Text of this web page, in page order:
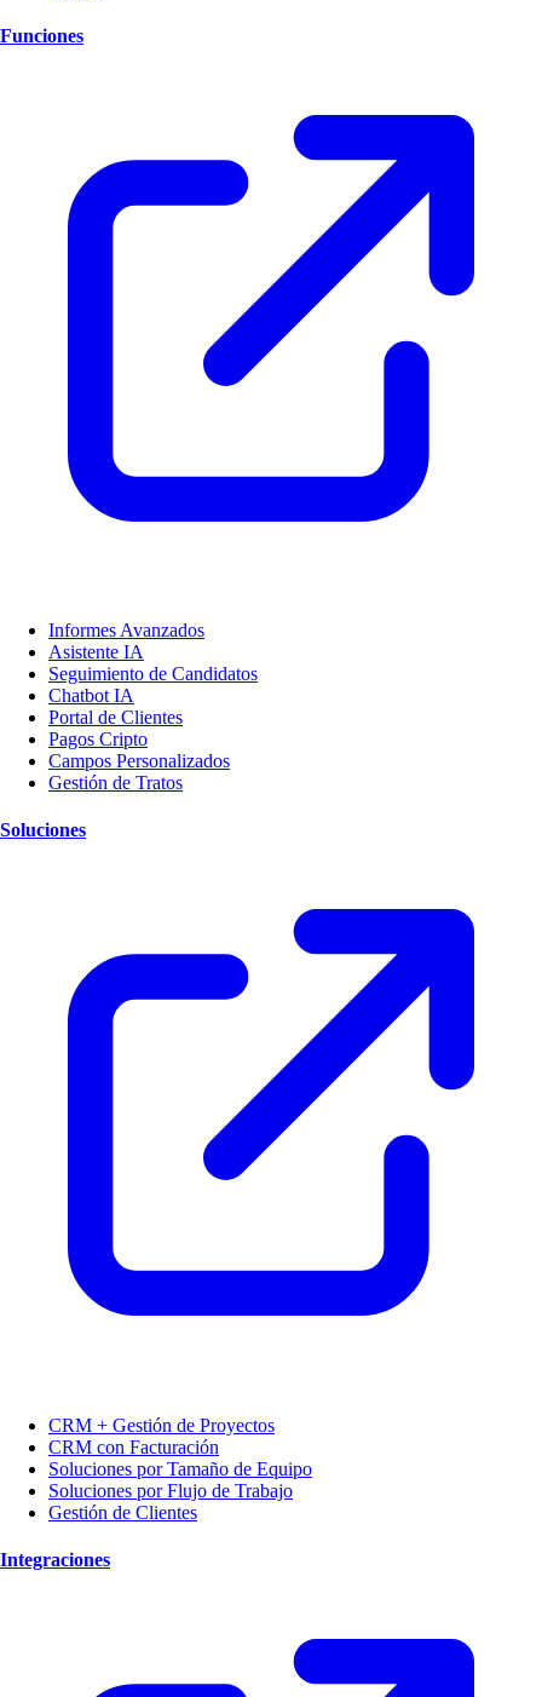
Funciones
Informes Avanzados
Asistente IA
Seguimiento de Candidatos
Chatbot IA
Portal de Clientes
Pagos Cripto
Campos Personalizados
Gestión de Tratos
Soluciones
CRM + Gestión de Proyectos
CRM con Facturación
Soluciones por Tamaño de Equipo
Soluciones por Flujo de Trabajo
Gestión de Clientes
Integraciones